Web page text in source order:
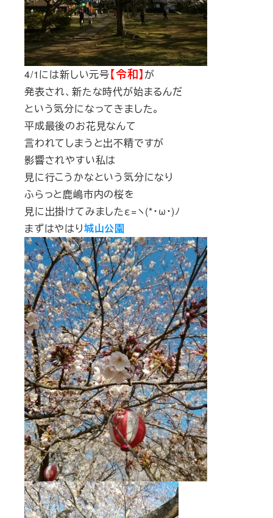
4/1には新しい元号【令和】が
発表され、新たな時代が始まるんだ
という気分になってきました。
平成最後のお花見なんて
言われてしまうと出不精ですが
影響されやすい私は
見に行こうかなという気分になり
ふらっと鹿嶋市内の桜を
見に出掛けてみましたε=ヽ(*･ω･)ﾉ
まずはやはり城山公園